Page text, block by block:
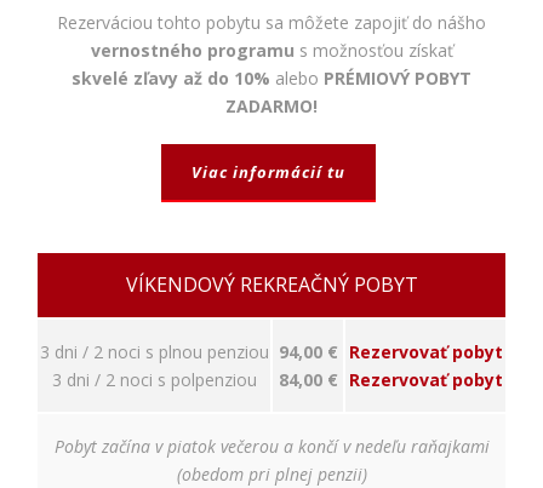
Rezerváciou tohto pobytu sa môžete zapojiť do nášho
vernostného programu s možnosťou získať
skvelé zľavy až do 10% alebo PRÉMIOVÝ POBYT
ZADARMO!
Viac informácií tu
VÍKENDOVÝ REKREAČNÝ POBYT
3 dni / 2 noci s plnou penziou
3 dni / 2 noci s polpenziou
94,00 €
84,00 €
Rezervovať pobyt
Rezervovať pobyt
Pobyt začína v piatok večerou a končí v nedeľu raňajkami
(obedom pri plnej penzii)
predvyplnenie
formulárov.
Bez týchto
cookies by
Štatistiky
nám
porozumieť,